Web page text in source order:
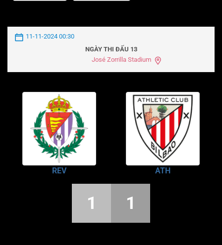
11-11-2024 00:30
NGÀY THI ĐẤU 13
José Zorrilla Stadium
REV ATH
1 1